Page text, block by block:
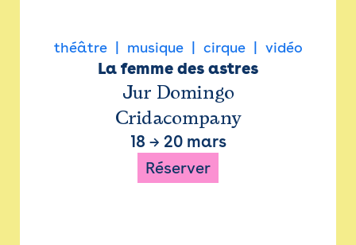
théâtre musique cirque vidéo
La femme des astres
Jur Domingo
Cridacompany
18 → 20 mars
Réserver